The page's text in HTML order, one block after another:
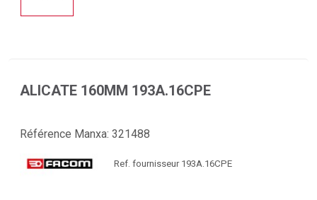
ALICATE 160MM 193A.16CPE
Référence Manxa: 321488
Ref. fournisseur 193A.16CPE